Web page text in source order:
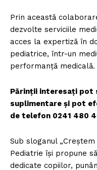
Prin această
dezvolte serviciile
acces la expertiză în
pediatrice, într-un
performanță medicală.
Părinții interesați
suplimentare și pot
de telefon 0241 480
Sub sloganul
Pediatrie își propune
dedicate copiilor,